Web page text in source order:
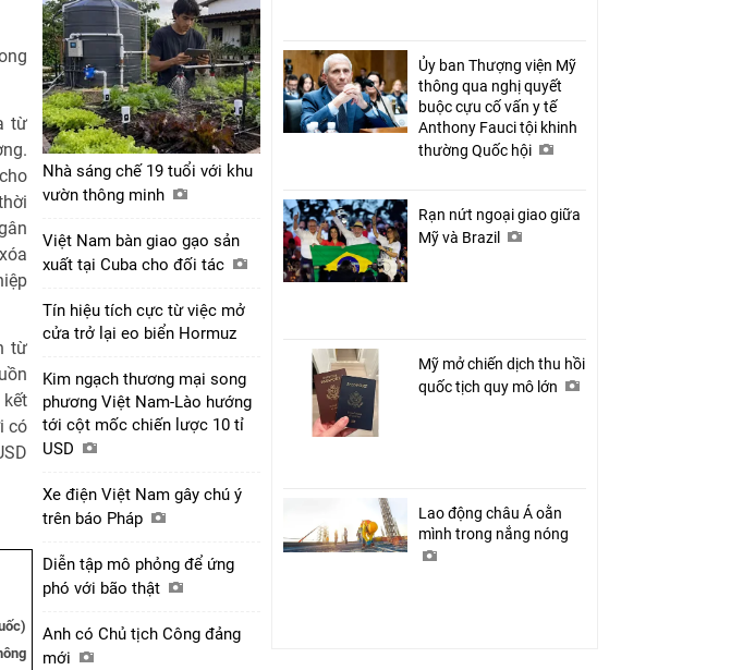
từ
từ
kết
có
Nhà sáng chế 19 tuổi với khu
vườn thông minh
Việt Nam bàn giao gạo sản
xuất tại Cuba cho đối tác
Tín hiệu tích cực từ việc mở
cửa trở lại eo biển Hormuz
Kim ngạch thương mại song
phương Việt Nam-Lào hướng
tới cột mốc chiến lược 10 tỉ
USD
Xe điện Việt Nam gây chú ý
trên báo Pháp
Diễn tập mô phỏng để ứng
phó với bão thật
Anh có Chủ tịch Công đảng
mới
Ủy ban Thượng viện Mỹ
thông qua nghị quyết
buộc cựu cố vấn y tế
Anthony Fauci tội khinh
thường Quốc hội
Rạn nứt ngoại giao giữa
Mỹ và Brazil
Mỹ mở chiến dịch thu hồi
quốc tịch quy mô lớn
Lao động châu Á oằn
mình trong nắng nóng